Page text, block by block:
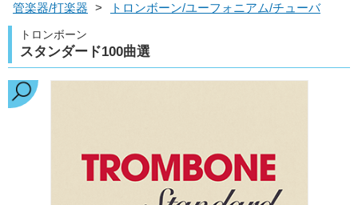
管楽器/打楽器 > トロンボーン/ユーフォニアム/チューバ
トロンボーン
スタンダード100曲選